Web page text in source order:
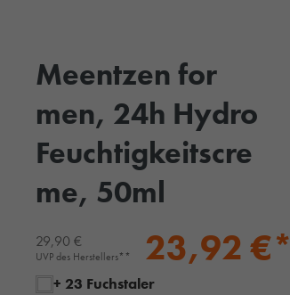
Meentzen for
men, 24h Hydro
Feuchtigkeitscre
me, 50ml
29,90 €
UVP des Herstellers** 23,92 €*
+ 23 Fuchstaler